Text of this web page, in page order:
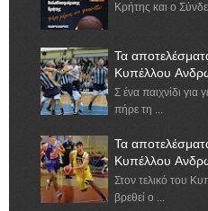
Κρήτης και ο
Τα
Κυπέλλου
Σ ένα παιχνίδι
πήρε τη ...
Τα
Κυπέλλου
Στον τελικό του
βρεθεί ο ...